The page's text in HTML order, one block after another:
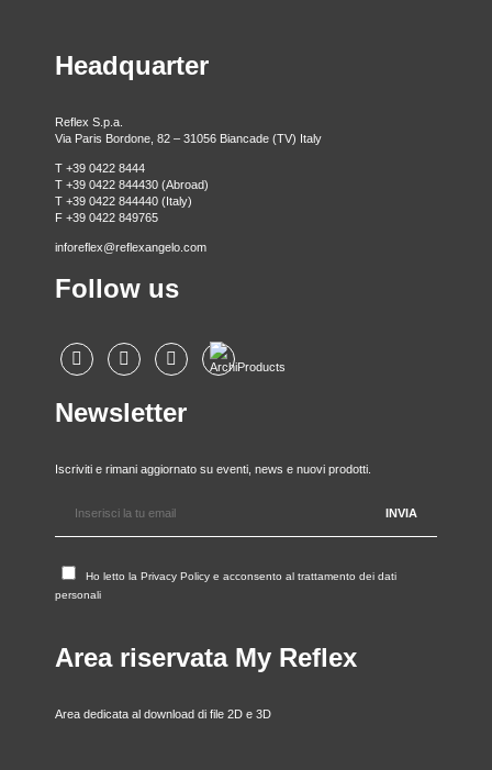
Headquarter
Reflex S.p.a.
Via Paris Bordone, 82 – 31056 Biancade (TV) Italy
T +39 0422 8444
T +39 0422 844430 (Abroad)
T +39 0422 844440 (Italy)
F +39 0422 849765
inforeflex@reflexangelo.com
Follow us
Newsletter
Iscriviti e rimani aggiornato su eventi, news e nuovi prodotti.
Ho letto la Privacy Policy e acconsento al trattamento dei dati
personali
Area riservata My Reflex
Area dedicata al download di file 2D e 3D